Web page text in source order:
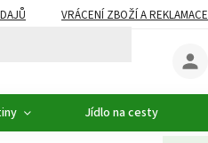
VRÁCENÍ ZBOŽÍ A REKLAMACE
Jídlo na cesty